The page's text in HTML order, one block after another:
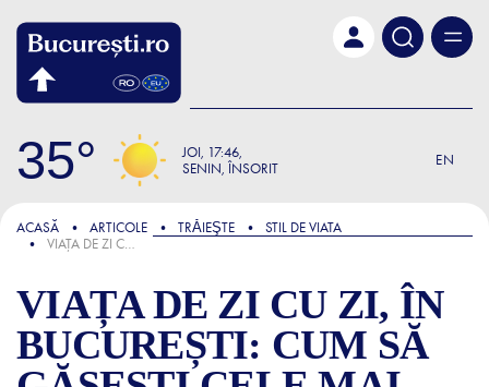
35 JOI 17:46
SENIN, ÎNSORIT
EN
FOCUS
ACASĂ ARTICOLE TRǍIEŞTE
STIL DE VIATA
VIAȚA DE ZI CU ZI, ÎN BUCUREȘTI: CUM SĂ GĂSEȘTI CELE MAI BUNE SERVICII ȘI FACILITĂȚI
VIAȚA DE ZI CU ZI, ÎN
BUCUREȘTI: CUM SĂ